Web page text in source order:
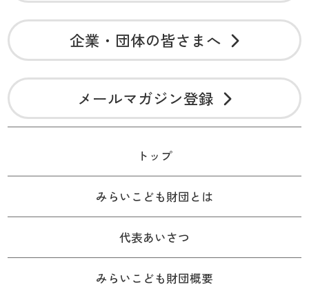
企業・団体の皆さまへ
メールマガジン登録
トップ
みらいこども財団とは
代表あいさつ
みらいこども財団概要